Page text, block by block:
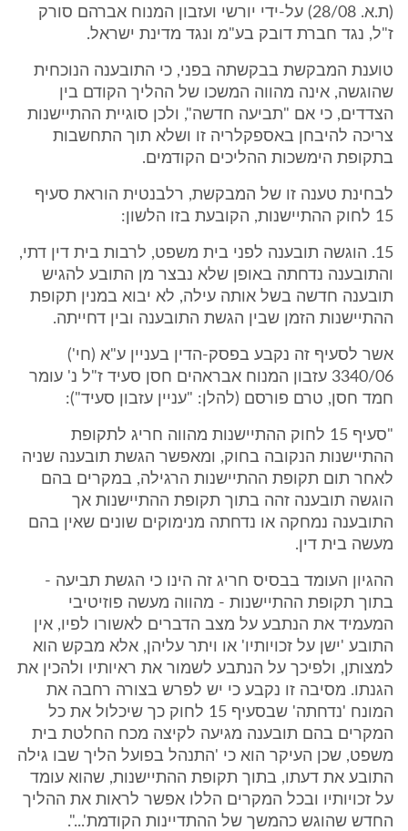
(ת.א. 28/08) על-ידי יורשי ועזבון המנוח אברהם סורק
ז"ל, נגד חברת דובק בע"מ ונגד מדינת ישראל.
טוענת המבקשת בבקשתה בפני, כי התובענה הנוכחית
שהוגשה, אינה מהווה המשכו של ההליך הקודם בין
הצדדים, כי אם "תביעה חדשה", ולכן סוגיית ההתיישנות
צריכה להיבחן באספקלריה זו ושלא תוך התחשבות
בתקופת הימשכות ההליכים הקודמים.
לבחינת טענה זו של המבקשת, רלבנטית הוראת סעיף
15 לחוק ההתיישנות, הקובעת בזו הלשון:
15. הוגשה תובענה לפני בית משפט, לרבות בית דין דתי,
והתובענה נדחתה באופן שלא נבצר מן התובע להגיש
תובענה חדשה בשל אותה עילה, לא יבוא במנין תקופת
ההתיישנות הזמן שבין הגשת התובענה ובין דחייתה.
אשר לסעיף זה נקבע בפסק-הדין בעניין ע"א (חי')
3340/06 עזבון המנוח אבראהים חסן סעיד ז"ל נ' עומר
חמד חסן, טרם פורסם (להלן: "עניין עזבון סעיד"):
"סעיף 15 לחוק ההתיישנות מהווה חריג לתקופת
ההתיישנות הנקובה בחוק, ומאפשר הגשת תובענה שניה
לאחר תום תקופת ההתיישנות הרגילה, במקרים בהם
הוגשה תובענה זהה בתוך תקופת ההתיישנות אך
התובענה נמחקה או נדחתה מנימוקים שונים שאין בהם
מעשה בית דין.
ההגיון העומד בבסיס חריג זה הינו כי הגשת תביעה -
בתוך תקופת ההתיישנות - מהווה מעשה פוזיטיבי
המעמיד את הנתבע על מצב הדברים לאשורו לפיו, אין
התובע 'ישן על זכויותיו' או ויתר עליהן, אלא מבקש הוא
למצותן, ולפיכך על הנתבע לשמור את ראיותיו ולהכין את
הגנתו. מסיבה זו נקבע כי יש לפרש בצורה רחבה את
המונח 'נדחתה' שבסעיף 15 לחוק כך שיכלול את כל
המקרים בהם תובענה מגיעה לקיצה מכח החלטת בית
משפט, שכן העיקר הוא כי 'התנהל בפועל הליך שבו גילה
התובע את דעתו, בתוך תקופת ההתיישנות, שהוא עומד
על זכויותיו ובכל המקרים הללו אפשר לראות את ההליך
החדש שהוגש כהמשך של ההתדיינות הקודמת'...".